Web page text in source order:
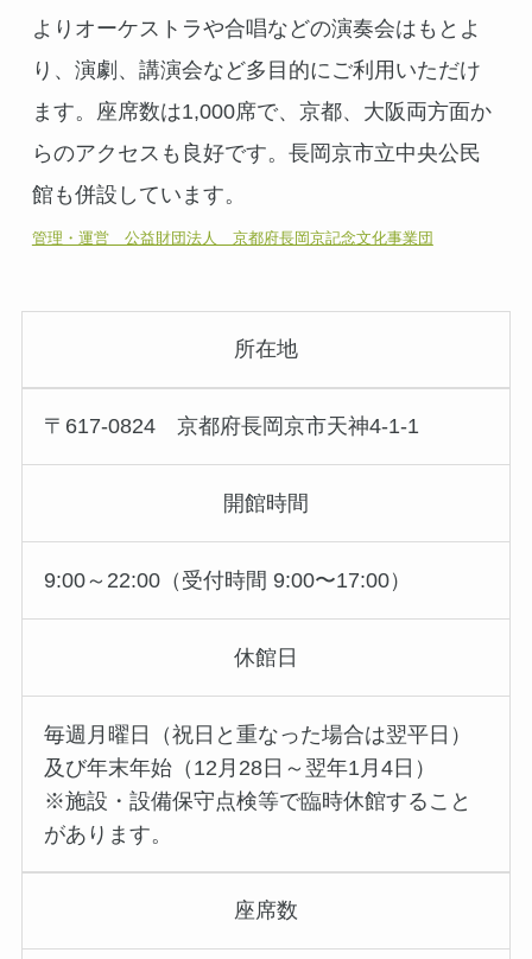
よりオーケストラや合唱などの演奏会はもとよ
り、演劇、講演会など多目的にご利用いただけ
ます。座席数は1,000席で、京都、大阪両方面か
らのアクセスも良好です。長岡京市立中央公民
管理・運営　公益財団法人　京都府長岡京記念文化事業団
所在地
〒617-0824 京都府長岡京市天神4-1-1
開館時間
9:00～22:00（受付時間 9:00〜17:00）
休館日
毎週月曜日（祝日と重なった場合は翌平日）
及び年末年始（12月28日～翌年1月4日）
※施設・設備保守点検等で臨時休館すること
があります。
座席数